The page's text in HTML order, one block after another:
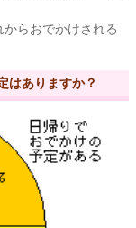
らおでかけされる
はありますか？